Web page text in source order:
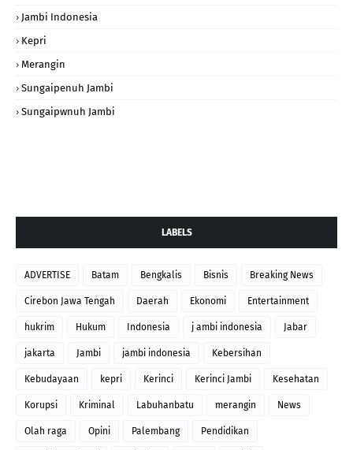
Jambi Indonesia
Kepri
Merangin
Sungaipenuh Jambi
Sungaipwnuh Jambi
LABELS
ADVERTISE Batam Bengkalis Bisnis Breaking News
Cirebon Jawa Tengah Daerah Ekonomi Entertainment
hukrim Hukum Indonesia j ambi indonesia Jabar
jakarta Jambi jambi indonesia Kebersihan
Kebudayaan kepri Kerinci Kerinci Jambi Kesehatan
Korupsi Kriminal Labuhanbatu merangin News
Olah raga Opini Palembang Pendidikan